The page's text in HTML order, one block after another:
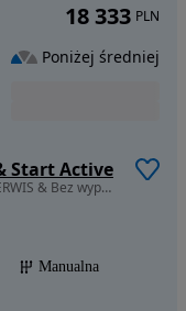
Start Active
1199 cm3 • 110 KM • Nowy Model & 108tys SERWIS & Bez wypadek & Ideał
Manualna
18 333 PLN
Poniżej średniej